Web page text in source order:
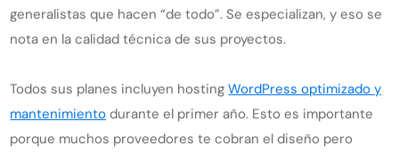
generalistas que hacen “de todo”. Se especializan, y eso se
nota en la calidad técnica de sus proyectos.
Todos sus planes incluyen hostingWordPress optimizado y
mantenimiento durante el primer año. Esto es importante
porque muchos proveedores te cobran el diseño pero